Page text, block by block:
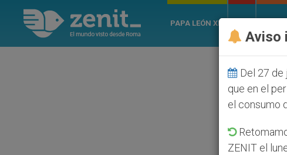
PAPA LEÓN XIV
Aviso
Del 27 de
que en el
el consumo
ZENIT el